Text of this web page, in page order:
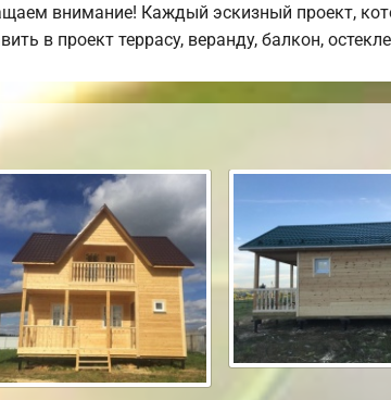
внимание! Каждый эскизный проект,
в проект террасу, веранду, балкон,